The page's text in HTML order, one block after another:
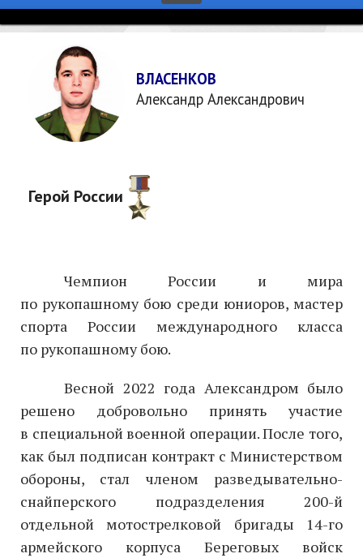
ВЛАСЕНКОВ
Александр Александрович
Герой России
Чемпион России и мира
по рукопашному бою среди юниоров, мастер
спорта России международного класса
по рукопашному бою.
Весной 2022 года Александром было
решено добровольно принять участие
в специальной военной операции. После того,
как был подписан контракт с Министерством
обороны, стал членом разведывательно-
снайперского подразделения 200-й
отдельной мотострелковой бригады 14-го
армейского корпуса Береговых войск